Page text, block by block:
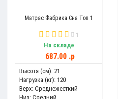
Матрас Фабрика Сна Топ 1
1
На складе
687.00 .p
Высота (см): 21
Нагрузка (кг): 120
Верх: Среднежесткий
Низ: Средний